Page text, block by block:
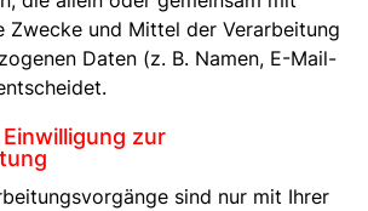
Zwecke und Mittel der Verarbeitung
Daten (z. B. Namen, E-Mail-
zur
sind nur mit Ihrer